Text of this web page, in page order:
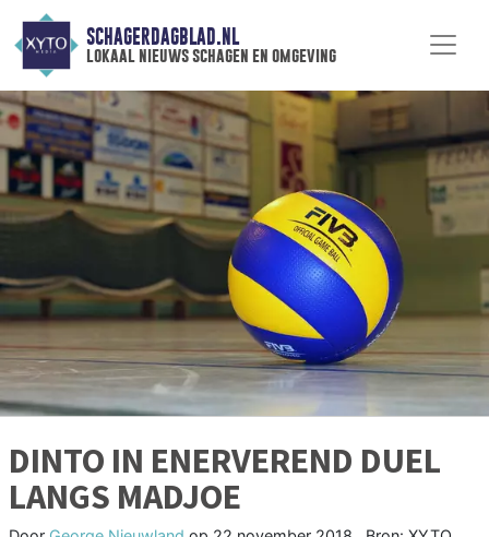
SCHAGERDAGBLAD.NL
lokaal nieuws schagen en omgeving
DINTO IN ENERVEREND DUEL
LANGS MADJOE